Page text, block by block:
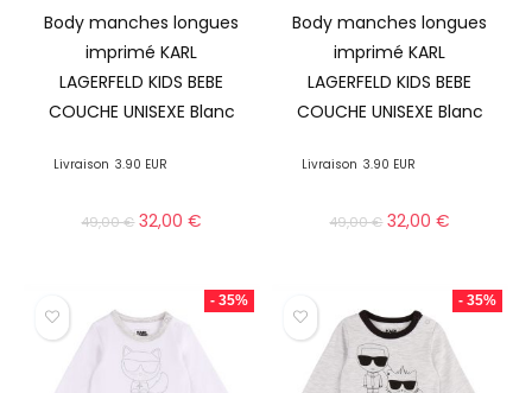
Body manches longues
imprimé KARL
LAGERFELD KIDS BEBE
COUCHE UNISEXE Blanc
Livraison 3.90 EUR
49,00€ 32,00€
Body manches longues
imprimé KARL
LAGERFELD KIDS BEBE
COUCHE UNISEXE Blanc
Livraison 3.90 EUR
49,00€ 32,00€
- 35% - 35%